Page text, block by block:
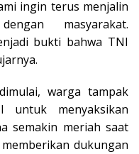
ingin terus menjalin
masyarakat.
bukti bahwa TNI
warga tampak
untuk menyaksikan
semakin meriah saat
dukungan